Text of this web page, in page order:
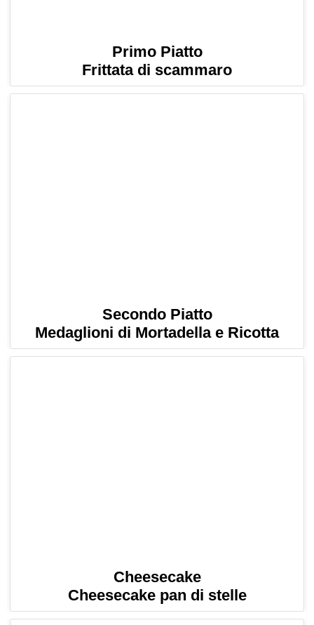
Primo Piatto
Frittata di scammaro
Secondo Piatto
Medaglioni di Mortadella e Ricotta
Cheesecake
Cheesecake pan di stelle